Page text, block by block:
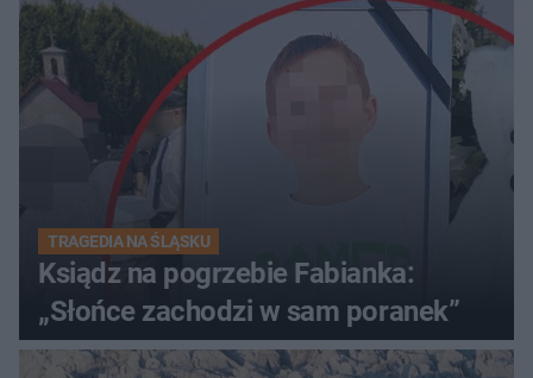
TRAGEDIA NA ŚLĄSKU
Ksiądz na pogrzebie Fabianka:
„Słońce zachodzi w sam poranek”